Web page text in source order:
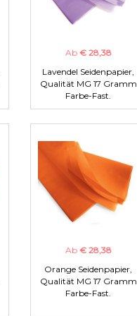
Ab € 28,38
Lavendel Seidenpapier,
Qualität MG 17 Gramm
Farbe-Fast.
Ab € 28,38
Orange Seidenpapier,
Qualität MG 17 Gramm
Farbe-Fast.